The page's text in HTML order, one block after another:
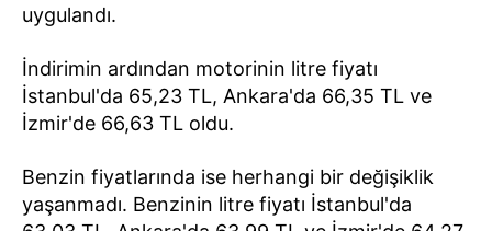
uygulandı.
İndirimin ardından motorinin litre fiyatı
İstanbul'da 65,23 TL, Ankara'da 66,35 TL ve
İzmir'de 66,63 TL oldu.
Benzin fiyatlarında ise herhangi bir değişiklik
yaşanmadı. Benzinin litre fiyatı İstanbul'da